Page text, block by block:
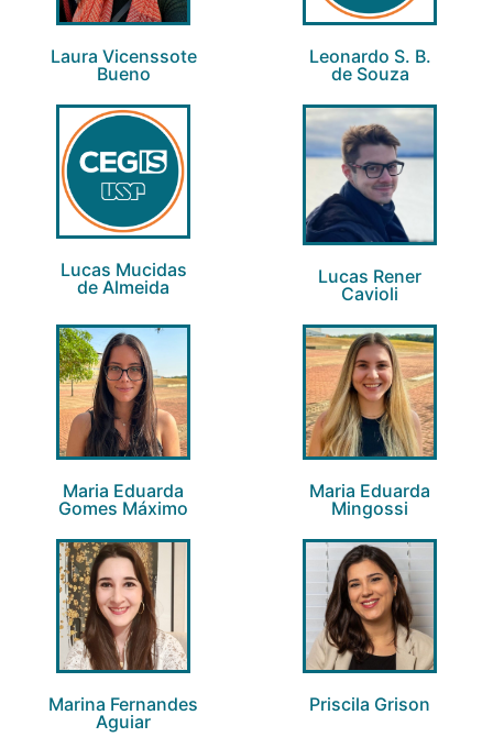
Laura Vicenssote
Bueno
Leonardo S. B.
de Souza
Lucas Mucidas
de Almeida
Lucas Rener
Cavioli
Maria Eduarda
Gomes Máximo
Maria Eduarda
Mingossi​
Marina Fernandes
Aguiar​
Priscila Grison